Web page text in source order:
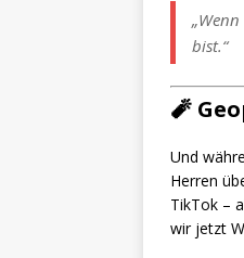
bist.“
🧨
Und
Herren
TikTok –
wir jetzt